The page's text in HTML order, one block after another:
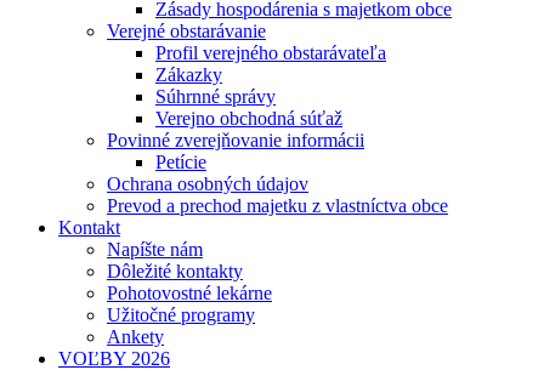
Zásady hospodárenia s majetkom obce
Verejné obstarávanie
Profil verejného obstarávateľa
Zákazky
Súhrnné správy
Verejno obchodná súťaž
Povinné zverejňovanie informácii
Petície
Ochrana osobných údajov
Prevod a prechod majetku z vlastníctva obce
Kontakt
Napíšte nám
Dôležité kontakty
Pohotovostné lekárne
Užitočné programy
Ankety
VOĽBY 2026